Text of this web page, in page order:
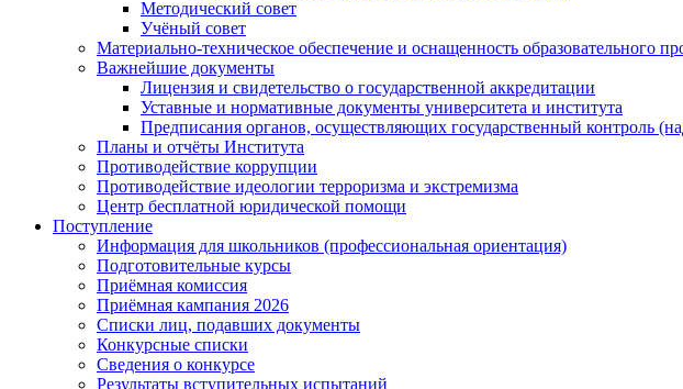
Методический совет
Учёный совет
Материально-техническое обеспечение и оснащенность образовательного
Важнейшие документы
Лицензия и свидетельство о государственной аккредитации
Уставные и нормативные документы университета и института
Предписания органов, осуществляющих государственный контроль
Планы и отчёты Института
Противодействие коррупции
Противодействие идеологии терроризма и экстремизма
Центр бесплатной юридической помощи
Поступление
Информация для школьников (профессиональная ориентация)
Подготовительные курсы
Приёмная комиссия
Приёмная кампания 2026
Списки лиц, подавших документы
Конкурсные списки
Сведения о конкурсе
Результаты вступительных испытаний